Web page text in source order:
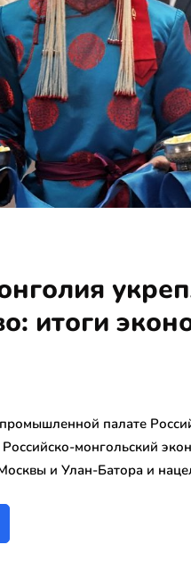
итоги
палате
Российско-монгольский
и Улан-Батора и